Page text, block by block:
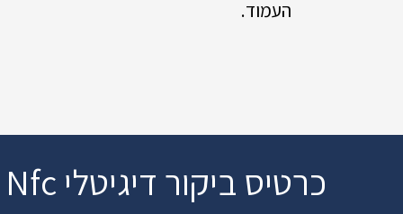
העמוד.
כרטיס ביקור דיגיטלי Nfc